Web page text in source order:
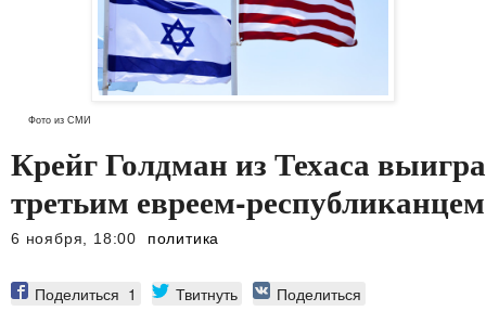
Фото из СМИ
Крейг Голдман из Техаса
третьим евреем-
6 ноября, 18:00 политика
Поделиться 1 Твитнуть Поделиться